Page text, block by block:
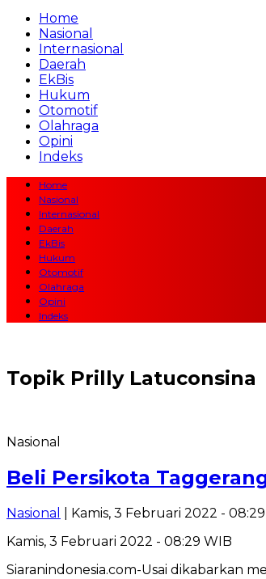
Home
Nasional
Internasional
Daerah
EkBis
Hukum
Otomotif
Olahraga
Opini
Indeks
Home
Nasional
Internasional
Daerah
EkBis
Hukum
Otomotif
Olahraga
Opini
Indeks
Topik Prilly Latuconsina
Nasional
Beli Persikota
Nasional
| Kamis, 3 Februari 2022 -
Kamis, 3 Februari 2022 - 08:29 WIB
Siaranindonesia.com-Usai dikabarkan